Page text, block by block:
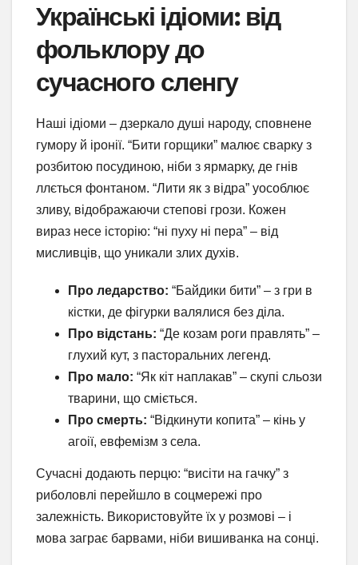
Українські ідіоми: від
фольклору до
сучасного сленгу
Наші ідіоми – дзеркало душі народу, сповнене
гумору й іронії. “Бити горщики” малює сварку з
розбитою посудиною, ніби з ярмарку, де гнів
ллється фонтаном. “Лити як з відра” уособлює
зливу, відображаючи степові грози. Кожен
вираз несе історію: “ні пуху ні пера” – від
мисливців, що уникали злих духів.
Про ледарство: “Байдики бити” – з гри в
кістки, де фігурки валялися без діла.
Про відстань: “Де козам роги правлять” –
глухий кут, з пасторальних легенд.
Про мало: “Як кіт наплакав” – скупі сльози
тварини, що сміється.
Про смерть: “Відкинути копита” – кінь у
агоії, евфемізм з села.
Сучасні додають перцю: “висіти на гачку” з
риболовлі перейшло в соцмережі про
залежність. Використовуйте їх у розмові – і
мова заграє барвами, ніби вишиванка на сонці.